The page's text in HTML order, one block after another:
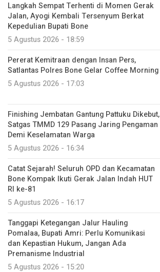
Langkah Sempat Terhenti di Momen Gerak
Jalan, Ayogi Kembali Tersenyum Berkat
Kepedulian Bupati Bone
5 Agustus 2026 - 18:59
Pererat Kemitraan dengan Insan Pers,
Satlantas Polres Bone Gelar Coffee Morning
5 Agustus 2026 - 17:03
Finishing Jembatan Gantung Pattuku Dikebut,
Satgas TMMD 129 Pasang Jaring Pengaman
Demi Keselamatan Warga
5 Agustus 2026 - 16:34
Catat Sejarah! Seluruh OPD dan Kecamatan
Bone Kompak Ikuti Gerak Jalan Indah HUT
RI ke-81
5 Agustus 2026 - 16:17
Tanggapi Ketegangan Jalur Hauling
Pomalaa, Bupati Amri: Perlu Komunikasi
dan Kepastian Hukum, Jangan Ada
Premanisme Industrial
5 Agustus 2026 - 15:20